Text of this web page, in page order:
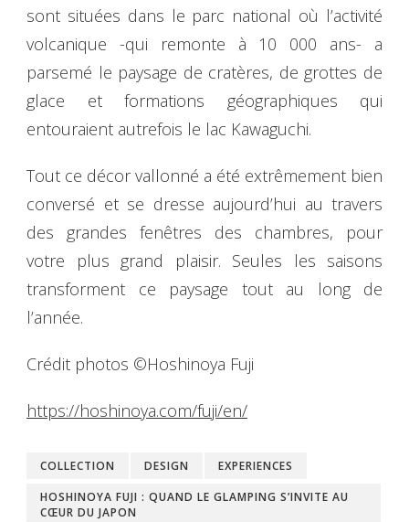
sont situées dans le parc national où l’activité
volcanique -qui remonte à 10 000 ans- a
parsemé le paysage de cratères, de grottes de
glace et formations géographiques qui
entouraient autrefois le lac Kawaguchi.
Tout ce décor vallonné a été extrêmement bien
conversé et se dresse aujourd’hui au travers
des grandes fenêtres des chambres, pour
votre plus grand plaisir. Seules les saisons
transforment ce paysage tout au long de
l’année.
Crédit photos ©Hoshinoya Fuji
https://hoshinoya.com/fuji/en/
COLLECTION DESIGN
EXPERIENCES
HOSHINOYA FUJI : QUAND LE GLAMPING S’INVITE AU
CŒUR DU JAPON